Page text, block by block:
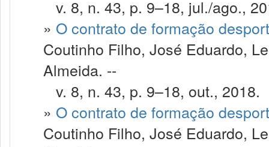
v. 8, n. 43, p. 9–18, jul./ago.,
» O contrato de formação
Coutinho Filho, José Eduardo,
Almeida. --
v. 8, n. 43, p. 9–18, out., 2018.
» O contrato de formação
Coutinho Filho, José Eduardo,